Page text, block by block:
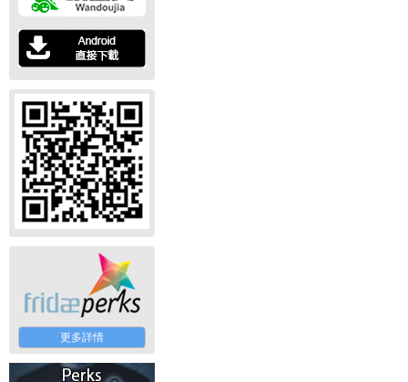
更多詳情